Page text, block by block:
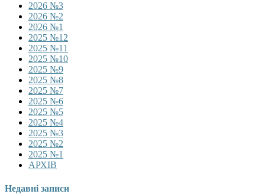
2026 №3
2026 №2
2026 №1
2025 №12
2025 №11
2025 №10
2025 №9
2025 №8
2025 №7
2025 №6
2025 №5
2025 №4
2025 №3
2025 №2
2025 №1
АРХІВ
Недавні записи